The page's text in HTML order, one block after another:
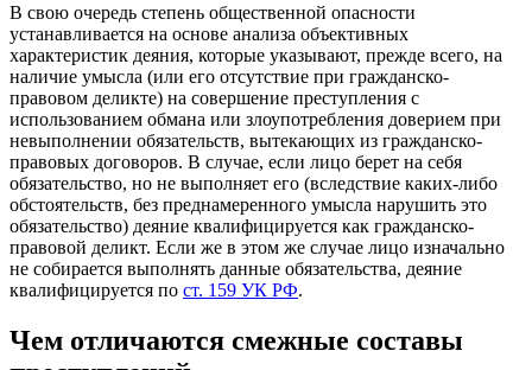
В свою очередь степень общественной опасности
устанавливается на основе анализа объективных
характеристик деяния, которые указывают, прежде всего, на
наличие умысла (или его отсутствие при гражданско-
правовом деликте) на совершение преступления с
использованием обмана или злоупотребления доверием при
невыполнении обязательств, вытекающих из гражданско-
правовых договоров. В случае, если лицо берет на себя
обязательство, но не выполняет его (вследствие каких-либо
обстоятельств, без преднамеренного умысла нарушить это
обязательство) деяние квалифицируется как гражданско-
правовой деликт. Если же в этом же случае лицо изначально
не собирается выполнять данные обязательства, деяние
квалифицируется по ст. 159 УК РФ.
Чем отличаются смежные составы